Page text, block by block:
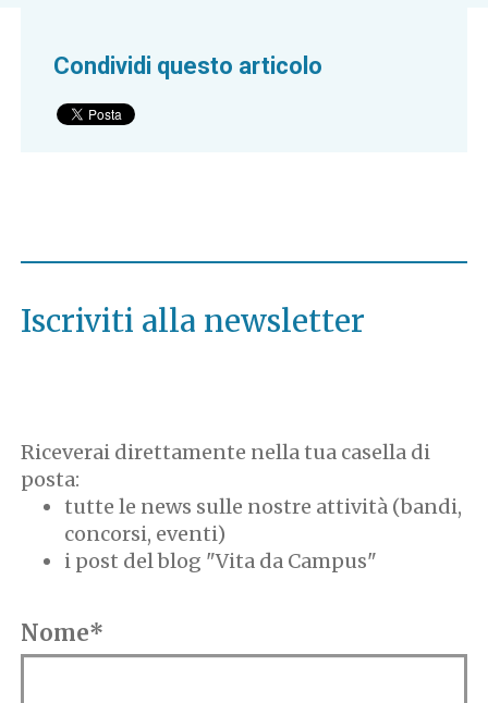
Condividi questo articolo
Iscriviti alla newsletter
Riceverai direttamente nella tua casella di
posta:
tutte le news sulle nostre attività (bandi,
concorsi, eventi)
i post del blog "Vita da Campus"
Nome*